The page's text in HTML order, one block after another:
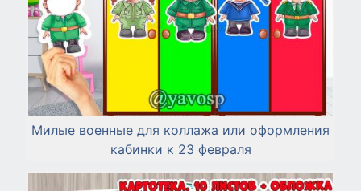
Милые военные для коллажа или оформления
кабинки к 23 февраля